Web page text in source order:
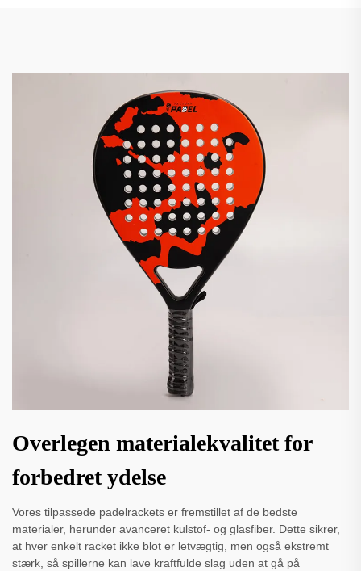
Overlegen materialekvalitet for
forbedret ydelse
Vores tilpassede padelrackets er fremstillet af de bedste
materialer, herunder avanceret kulstof- og glasfiber. Dette sikrer,
at hver enkelt racket ikke blot er letvægtig, men også ekstremt
stærk, så spillerne kan lave kraftfulde slag uden at gå på